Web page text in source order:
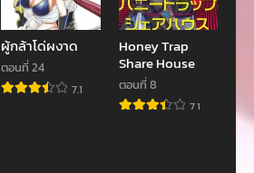
ตอนที่ 110
กันยายน 13, 2023
กันยายน 1, 2023
ผู้กล้าโด่ผงาด
ตอนที่ 24
7.1
Honey Trap
Share House
ตอนที่ 8
7.1